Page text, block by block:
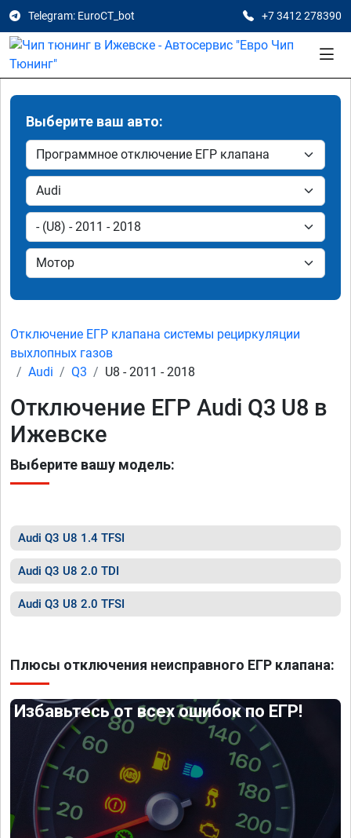
Telegram: EuroCT_bot +7 3412 278390
Выберите ваш авто:
Отключение ЕГР клапана системы рециркуляции
выхлопных газов
Audi
Q3 U8 - 2011 - 2018
Отключение ЕГР Audi Q3 U8 в
Ижевске
Выберите вашу модель:
Audi Q3 U8 1.4 TFSI
Audi Q3 U8 2.0 TDI
Audi Q3 U8 2.0 TFSI
Плюсы отключения неисправного ЕГР клапана:
Избавьтесь от всех ошибок по ЕГР!